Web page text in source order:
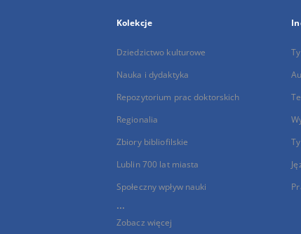
Kolekcje
Dziedzictwo kulturowe
Nauka i dydaktyka
Repozytorium prac doktorskich
Regionalia
Zbiory bibliofilskie
Lublin 700 lat miasta
Społeczny wpływ nauki
...
Zobacz więcej